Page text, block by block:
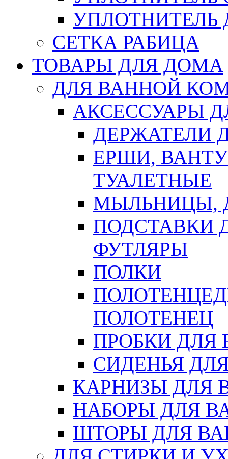
СЕТКА РАБИЦА
ТОВАРЫ ДЛЯ ДОМА
ДЛЯ ВАННОЙ
АКСЕССУАРЫ
ДЕРЖАТЕЛИ
ЕРШИ,
ТУАЛЕТНЫЕ
МЫЛЬНИЦЫ,
ПОДСТАВКИ
ФУТЛЯРЫ
ПОЛКИ
ПОЛОТЕНЕЦ
ПРОБКИ ДЛЯ
СИДЕНЬЯ
КАРНИЗЫ ДЛЯ
НАБОРЫ ДЛЯ
ШТОРЫ ДЛЯ